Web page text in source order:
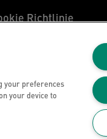
Richtlinie
your preferences
your device to